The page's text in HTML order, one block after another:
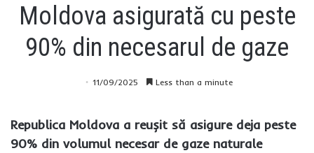
Moldova asigurată cu peste
90% din necesarul de gaze
11/09/2025 Less than a minute
Republica Moldova a reușit să asigure deja peste
90% din volumul necesar de gaze naturale